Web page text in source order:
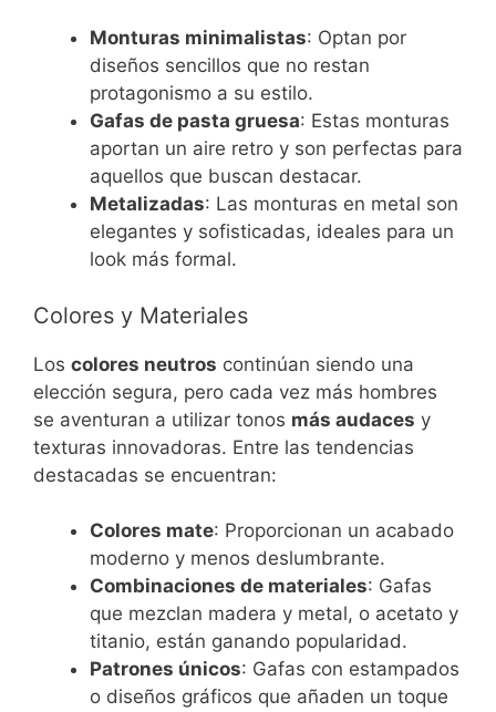
Monturas minimalistas: Optan por
diseños sencillos que no restan
protagonismo a su estilo.
Gafas de pasta gruesa: Estas monturas
aportan un aire retro y son perfectas para
aquellos que buscan destacar.
Metalizadas: Las monturas en metal son
elegantes y sofisticadas, ideales para un
look más formal.
Colores y Materiales
Los colores neutros continúan siendo una
elección segura, pero cada vez más hombres
se aventuran a utilizar tonos más audaces y
texturas innovadoras. Entre las tendencias
destacadas se encuentran:
Colores mate: Proporcionan un acabado
moderno y menos deslumbrante.
Combinaciones de materiales: Gafas
que mezclan madera y metal, o acetato y
titanio, están ganando popularidad.
Patrones únicos: Gafas con estampados
o diseños gráficos que añaden un toque